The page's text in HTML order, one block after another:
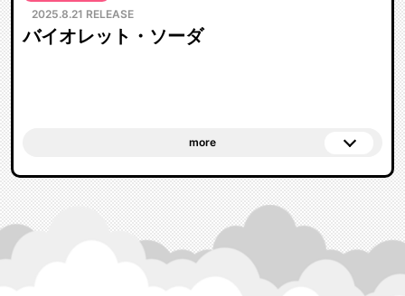
2025.8.21 RELEASE
バイオレット・ソーダ
more